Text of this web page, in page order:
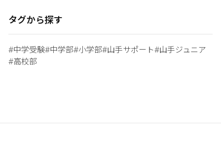
タグから探す
#中学受験#中学部#小学部#山手サポート#山手ジュニア
#高校部